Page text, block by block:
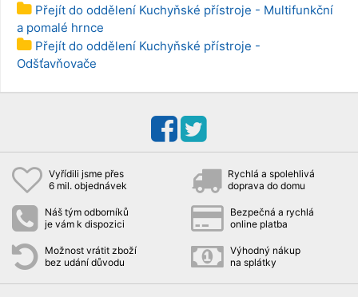
Přejít do oddělení Kuchyňské přístroje - Multifunkční
a pomalé hrnce
Přejít do oddělení Kuchyňské přístroje -
Odšťavňovače
Vyřídili jsme přes
6 mil. objednávek
Rychlá a spolehlivá
doprava do domu
Náš tým odborníků
je vám k dispozici
Bezpečná a rychlá
online platba
Možnost vrátit zboží
bez udání důvodu
Výhodný nákup
na splátky